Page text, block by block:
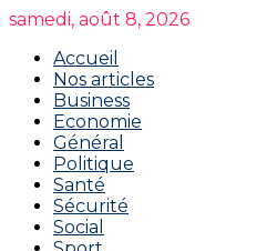
samedi, août 8, 2026
Accueil
Nos articles
Business
Economie
Général
Politique
Santé
Sécurité
Social